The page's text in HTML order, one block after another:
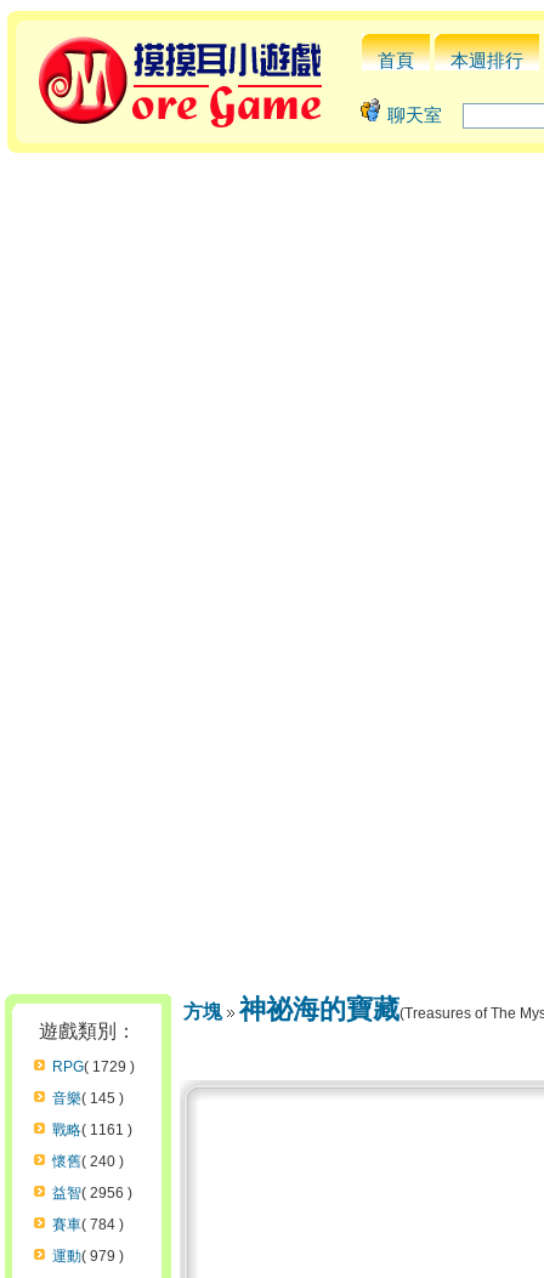
首頁 本週排行
聊天室
遊戲類別：
RPG( 1729 )
音樂( 145 )
戰略( 1161 )
懷舊( 240 )
益智( 2956 )
賽車( 784 )
運動( 979 )
方塊 神祕海的寶藏(Treasures of The